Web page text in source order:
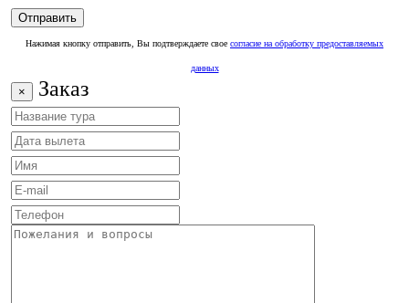
Нажимая кнопку отправить, Вы подтверждаете свое согласие на обработку предоставляемых
данных
× Заказ